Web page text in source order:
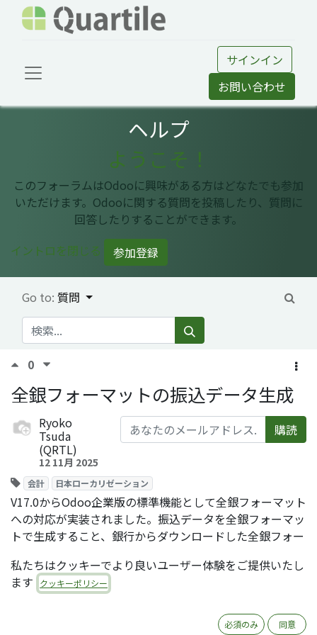
サインイン
お問い合わせ
ヘルプ
ようこそ！
このフォーラムはOdooに興味がある方はどなたでも参加
いただけます。Odooに関する質問を投稿したり、質問に
回答したりすることができます。
イントロを閉じる
参加登録
Go to: 質問
0
全銀フォーマットの振込データ生成
Ryoko
Tsuda
(QRTL)
12 11月 2025
購読
会計 日本ローカリゼーション
V17.0からOdoo企業版の標準機能として全銀フォーマット
への対応が実装されました。振込データを全銀フォーマッ
トで生成すること、銀行からダウンロードした全銀フォー
になりました。ここでは、全銀フォーマットの振込データ
生成の設定と操作手順を説明します。
2025年10月23日開催のOdooオープン
での、アルベナ・テラ社仲林さんの解説を参考にし
私たちはクッキーでより良いユーザー体験をご提供いたし
ます
クッキーポリシー
必須のみ 同意